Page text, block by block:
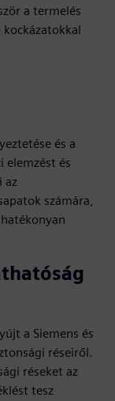
a termelés
és a
elemzést és
az
számára,
a Siemens és
réseiről.
réseket az
tesz